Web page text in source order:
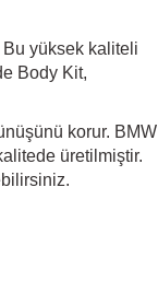
Bu yüksek kaliteli
Body Kit,
korur. BMW
üretilmiştir.